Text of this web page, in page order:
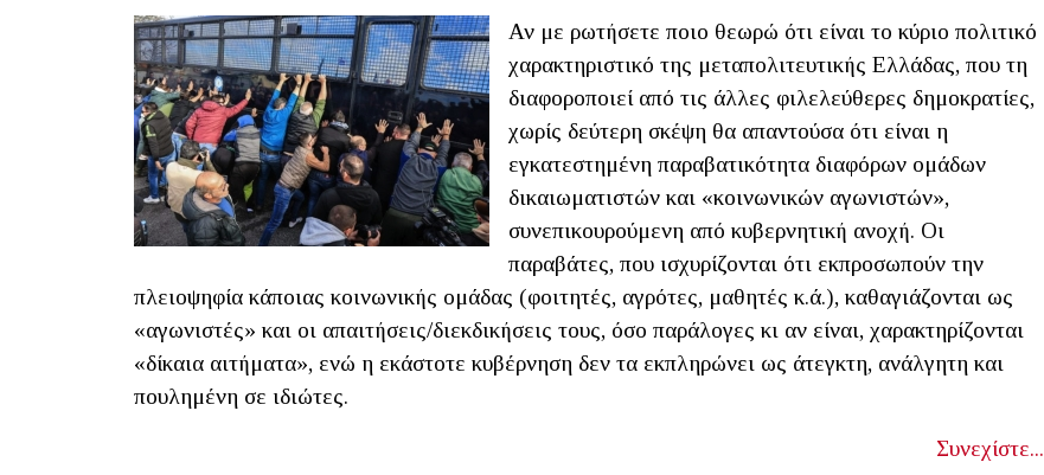
Αν με ρωτήσετε ποιο θεωρώ ότι είναι το κύριο πολιτικό
χαρακτηριστικό της μεταπολιτευτικής Ελλάδας, που τη
διαφοροποιεί από τις άλλες φιλελεύθερες δημοκρατίες,
χωρίς δεύτερη σκέψη θα απαντούσα ότι είναι η
εγκατεστημένη παραβατικότητα διαφόρων ομάδων
δικαιωματιστών και «κοινωνικών αγωνιστών»,
συνεπικουρούμενη από κυβερνητική ανοχή. Οι
παραβάτες, που ισχυρίζονται ότι εκπροσωπούν την
πλειοψηφία κάποιας κοινωνικής ομάδας (φοιτητές, αγρότες, μαθητές κ.ά.), καθαγιάζονται ως
«αγωνιστές» και οι απαιτήσεις/διεκδικήσεις τους, όσο παράλογες κι αν είναι, χαρακτηρίζονται
«δίκαια αιτήματα», ενώ η εκάστοτε κυβέρνηση δεν τα εκπληρώνει ως άτεγκτη, ανάλγητη και
πουλημένη σε ιδιώτες.
Συνεχίστε...